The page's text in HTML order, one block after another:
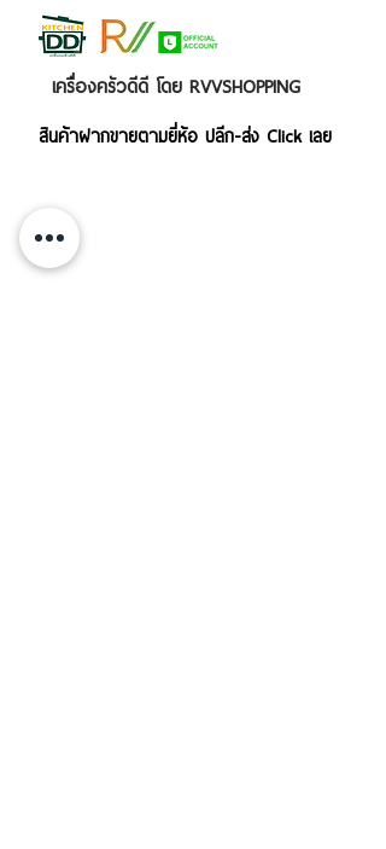
เครื่องครัวดีดี โดย RVVSHOPPING
สินค้าฝากขายตามยี่ห้อ ปลีก-ส่ง Click เลย